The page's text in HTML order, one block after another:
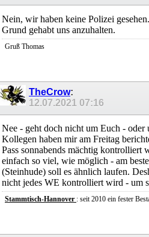
Nein, wir haben keine Polizei
Grund gehabt uns anzuhalten.
Gruß Thomas
TheCrow:
12.07.2021 07:16
Nee - geht doch nicht um Euch - oder
Kollegen haben mir am Freitag
Pass sonnabends mächtig kontrolliert
einfach so viel, wie möglich - am
(Steinhude) soll es ähnlich laufen.
nicht jedes WE kontrolliert wird - um
Stammtisch-Hannover : seit 2010 ein fester